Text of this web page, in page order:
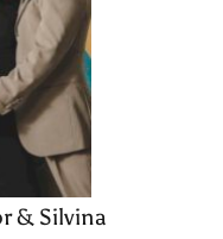
& Silvina